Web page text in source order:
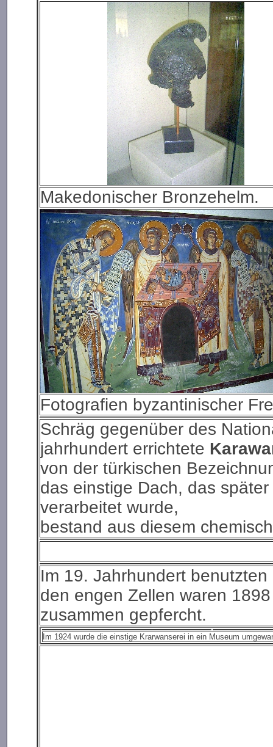
Makedonischer Bronzehelm.
Fotografien byzantinischer
Schräg gegenüber des
jahrhundert errichtete
von der türkischen
das einstige Dach, das
verarbeitet wurde,
bestand aus diesem
Im 19. Jahrhundert
den engen Zellen waren
zusammen gepfercht.
Im 1924 wurde die einstige Krarwanserei in ein Museum